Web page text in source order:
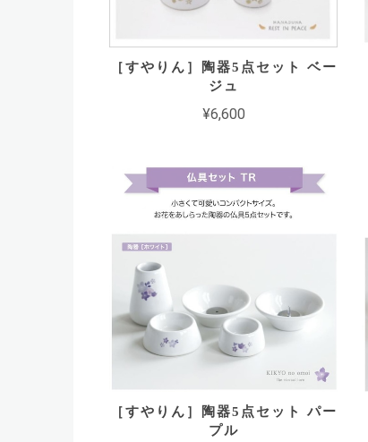
［すやりん］陶器5点セット ベー
ジュ
¥6,600
［すやりん］陶器5点セット パー
プル